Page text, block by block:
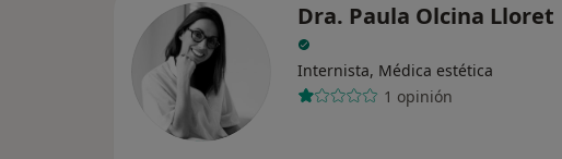
Dra. Paula Olcina Lloret
Internista, Médica estética
1 opinión